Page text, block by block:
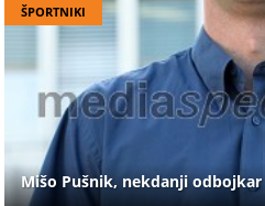
ŠPORTNIKI
Mišo Pušnik, nekdanji odbojkar